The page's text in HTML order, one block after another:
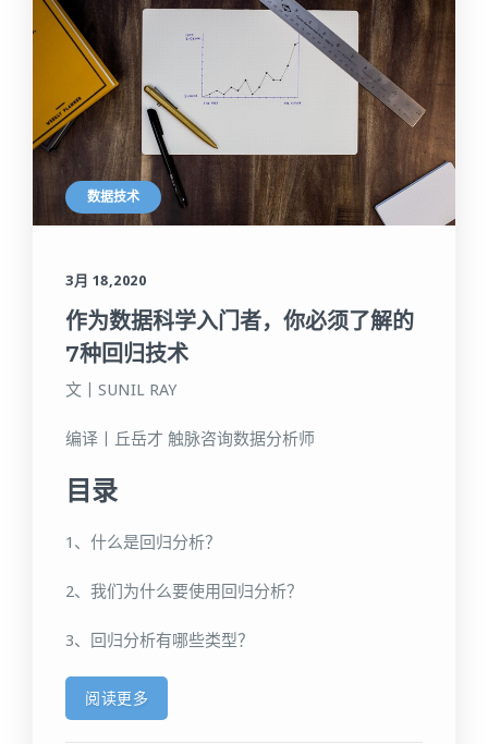
数据技术
3月 18,2020
作为数据科学入门者，你必须了解的
7种回归技术
文丨SUNIL RAY
编译丨丘岳才 触脉咨询数据分析师
目录
1、什么是回归分析？
2、我们为什么要使用回归分析？
3、回归分析有哪些类型？
阅读更多